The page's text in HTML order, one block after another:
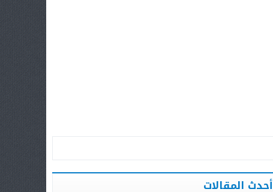
أحدث المقالات